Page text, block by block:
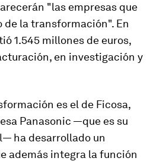
"las empresas que
de la transformación". En
1.545 millones de euros,
en investigación y
es el de Ficosa,
Panasonic —que es su
ha desarrollado un
además integra la función